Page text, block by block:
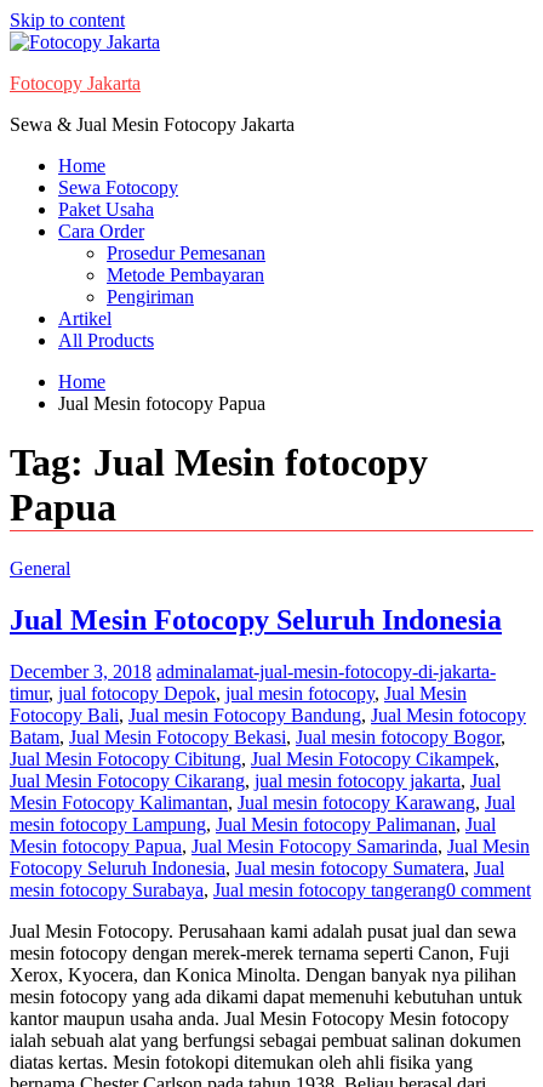
Skip to content
Fotocopy Jakarta
Sewa & Jual Mesin Fotocopy Jakarta
Home
Sewa Fotocopy
Paket Usaha
Cara Order
Prosedur Pemesanan
Metode Pembayaran
Pengiriman
Artikel
All Products
Home
Jual Mesin fotocopy Papua
Tag: Jual Mesin fotocopy
Papua
General
Jual Mesin Fotocopy Seluruh Indonesia
December 3, 2018 adminalamat-jual-mesin-fotocopy-di-jakarta-
timur, jual fotocopy Depok, jual mesin fotocopy, Jual Mesin
Fotocopy Bali, Jual mesin Fotocopy Bandung, Jual Mesin fotocopy
Batam, Jual Mesin Fotocopy Bekasi, Jual mesin fotocopy Bogor,
Jual Mesin Fotocopy Cibitung, Jual Mesin Fotocopy Cikampek,
Jual Mesin Fotocopy Cikarang, jual mesin fotocopy jakarta, Jual
Mesin Fotocopy Kalimantan, Jual mesin fotocopy Karawang, Jual
mesin fotocopy Lampung, Jual Mesin fotocopy Palimanan, Jual
Mesin fotocopy Papua, Jual Mesin Fotocopy Samarinda, Jual Mesin
Fotocopy Seluruh Indonesia, Jual mesin fotocopy Sumatera, Jual
mesin fotocopy Surabaya, Jual mesin fotocopy tangerang0 comment
Jual Mesin Fotocopy. Perusahaan kami adalah pusat jual dan sewa
mesin fotocopy dengan merek-merek ternama seperti Canon, Fuji
Xerox, Kyocera, dan Konica Minolta. Dengan banyak nya pilihan
mesin fotocopy yang ada dikami dapat memenuhi kebutuhan untuk
kantor maupun usaha anda. Jual Mesin Fotocopy Mesin fotocopy
ialah sebuah alat yang berfungsi sebagai pembuat salinan dokumen
diatas kertas. Mesin fotokopi ditemukan oleh ahli fisika yang